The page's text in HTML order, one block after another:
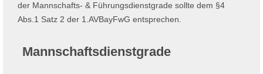
der Mannschafts- & Führungsdienstgrade sollte dem §4
Abs.1 Satz 2 der 1.AVBayFwG entsprechen.
Mannschaftsdienstgrade